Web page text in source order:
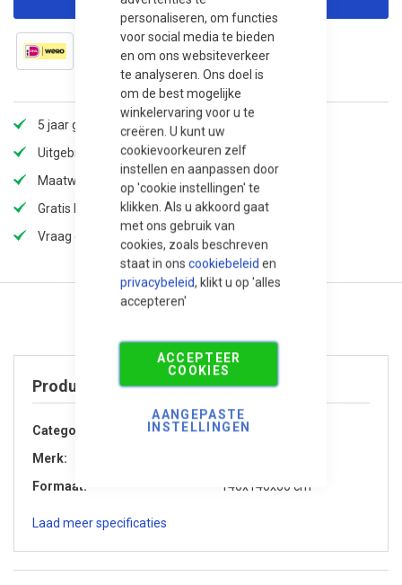
personaliseren, om functies
voor social media te bieden
en om ons websiteverkeer
te analyseren. Ons doel is
om de best mogelijke
winkelervaring voor u te
creëren. U kunt uw
cookievoorkeuren zelf
instellen en aanpassen door
op 'cookie instellingen' te
klikken. Als u akkoord gaat
met ons gebruik van
cookies, zoals beschreven
staat in ons cookiebeleid en
privacybeleid, klikt u op 'alles
accepteren'
ACCEPTEER
COOKIES
AANGEPASTE
INSTELLINGEN
5 jaar garantie
Uitgebreid assortiment
Maatwerk mogelijk (langere levertijd)
Gratis bezorging
Vraag offerte aan voor extra korting!
Product specificaties
Categorie
Accessoires
Merk
Formaat
140x140x60 cm
Laad meer specificaties